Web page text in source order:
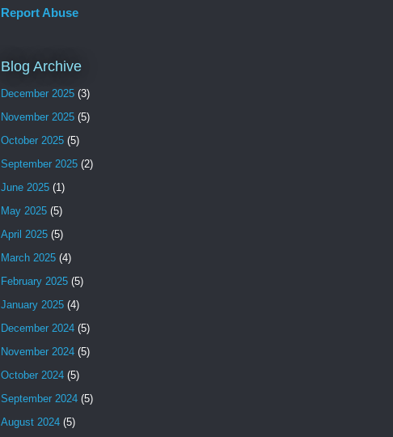
Report Abuse
Blog Archive
December 2025 (3)
November 2025 (5)
October 2025 (5)
September 2025 (2)
June 2025 (1)
May 2025 (5)
April 2025 (5)
March 2025 (4)
February 2025 (5)
January 2025 (4)
December 2024 (5)
November 2024 (5)
October 2024 (5)
September 2024 (5)
August 2024 (5)